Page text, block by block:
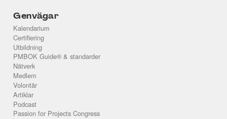
Genvägar
Kalendarium
Certifiering
Utbildning
PMBOK Guide® & standarder
Nätverk
Medlem
Volontär
Artiklar
Podcast
Passion for Projects Congress